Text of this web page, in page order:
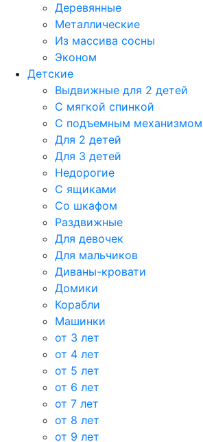
Деревянные
Металлические
Из массива сосны
Эконом
Детские
Выдвижные для 2 детей
С мягкой спинкой
С подъемным механизмом
Для 2 детей
Для 3 детей
Недорогие
С ящиками
Со шкафом
Раздвижные
Для девочек
Для мальчиков
Диваны-кровати
Домики
Корабли
Машинки
от 3 лет
от 4 лет
от 5 лет
от 6 лет
от 7 лет
от 8 лет
от 9 лет